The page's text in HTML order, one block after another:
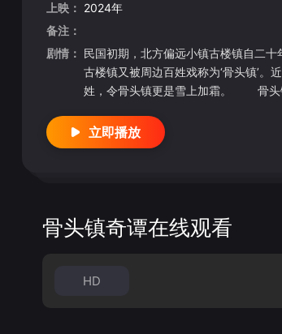
上映： 2024年
备注：
剧情： 民国初期，北方偏远小镇古楼镇自二
古楼镇又被周边百姓戏称为‘骨头镇’。
姓，令骨头镇更是雪上加霜。 骨头镇
小白路过骨头镇外榛子林，突遭黑瞎
白小白后，白小白自己也不清楚原因，
立即播放
骨头镇奇谭在线观看
HD